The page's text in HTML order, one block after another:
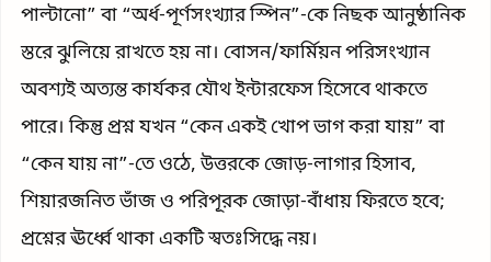
পাল্টানো” বা “অর্ধ-পূর্ণসংখ্যার স্পিন”-কে নিছক আনুষ্ঠানিক
স্তরে ঝুলিয়ে রাখতে হয় না। বোসন/ফার্মিয়ন পরিসংখ্যান
অবশ্যই অত্যন্ত কার্যকর যৌথ ইন্টারফেস হিসেবে থাকতে
পারে। কিন্তু প্রশ্ন যখন “কেন একই খোপ ভাগ করা যায়” বা
“কেন যায় না”-তে ওঠে, উত্তরকে জোড়-লাগার হিসাব,
শিয়ারজনিত ভাঁজ ও পরিপূরক জোড়া-বাঁধায় ফিরতে হবে;
প্রশ্নের ঊর্ধ্বে থাকা একটি স্বতঃসিদ্ধে নয়।